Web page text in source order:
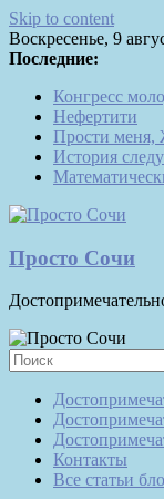
Skip to content
Воскресенье, 9
Последние:
Конгресс
Нефертити
Прости меня,
История
Просто Сочи
Контакты
Все статьи